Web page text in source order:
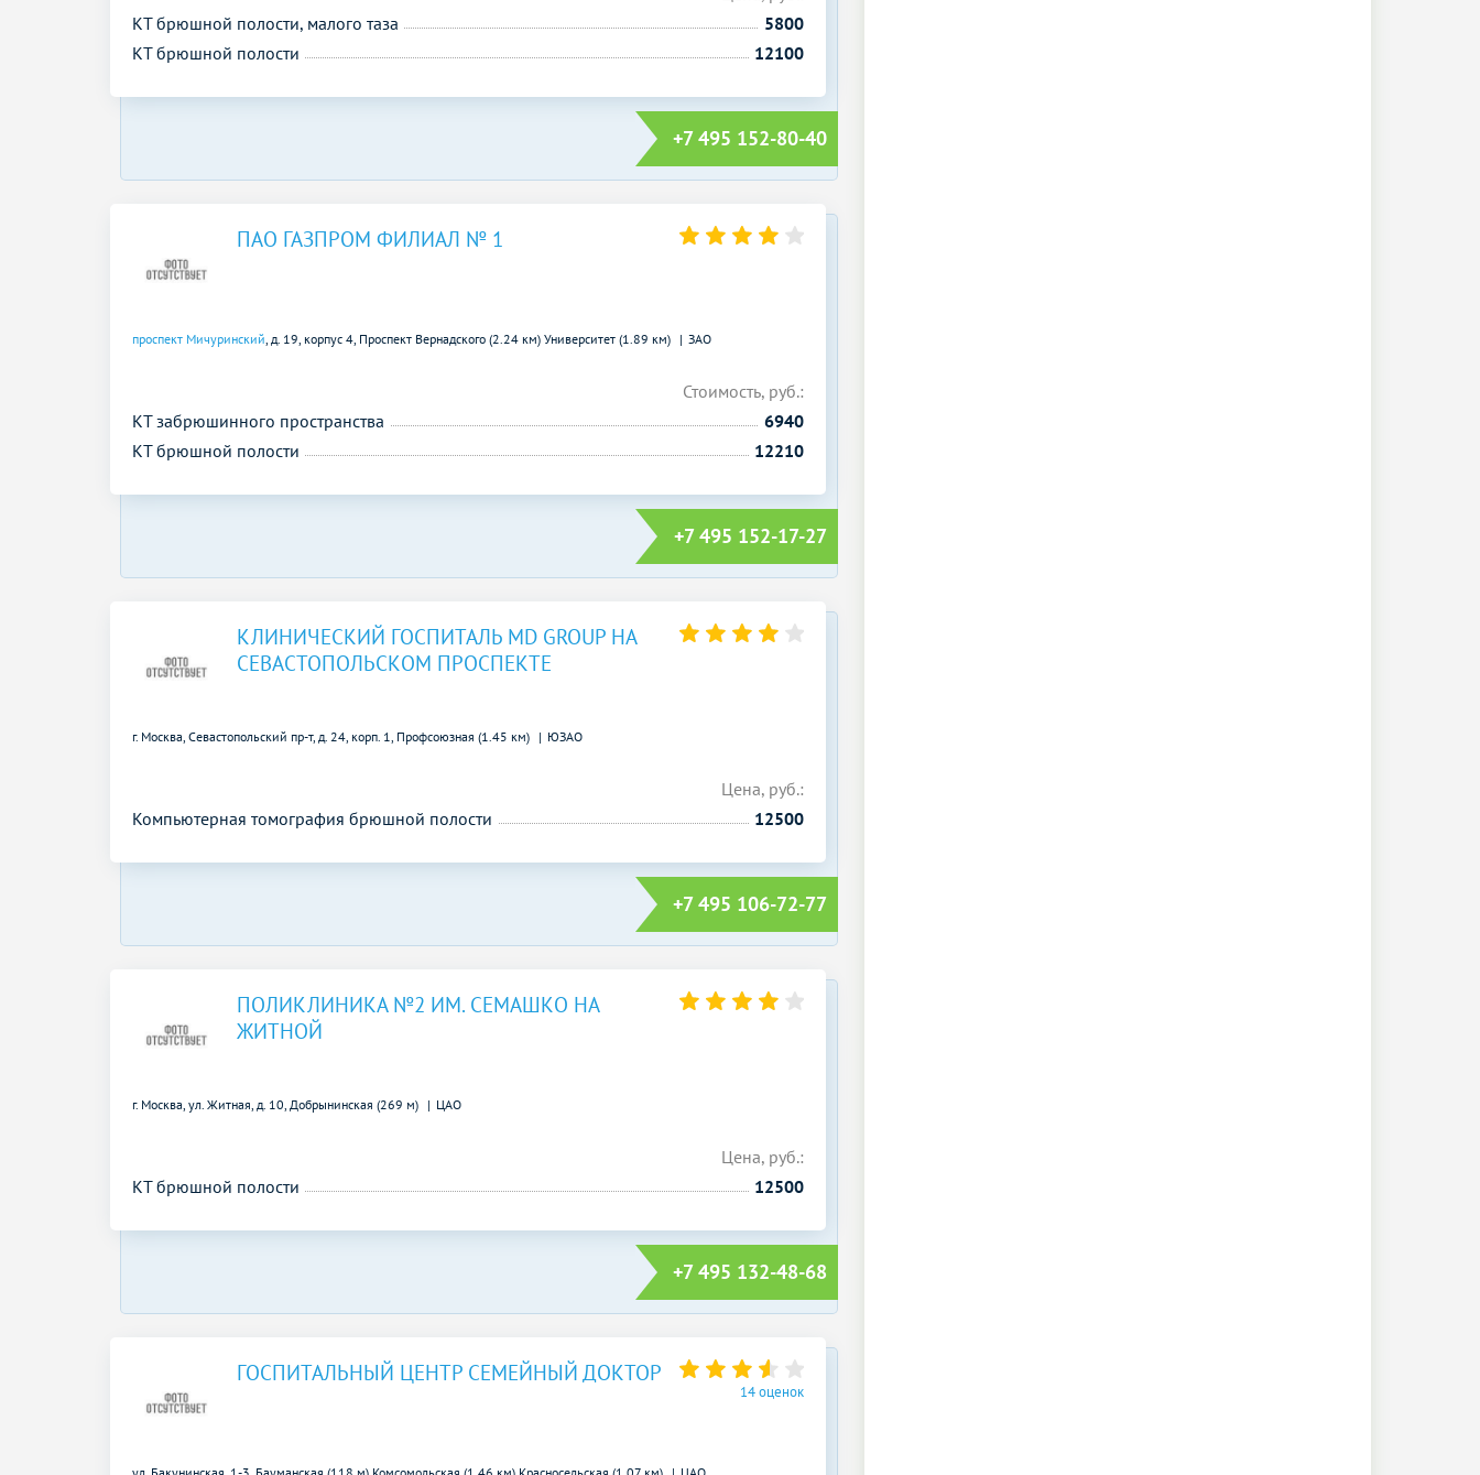
КТ брюшной полости, малого таза
5800
КТ брюшной полости
12100
+7 495 152-80-40
ПАО ГАЗПРОМ ФИЛИАЛ № 1
проспект Мичуринский , д. 19, корпус 4, Проспект Вернадского (2.24 км) Университет (1.89 км) ЗАО
Стоимость, руб.:
КТ забрюшинного пространства
6940
КТ брюшной полости
12210
+7 495 152-17-27
КЛИНИЧЕСКИЙ ГОСПИТАЛЬ MD GROUP НА
СЕВАСТОПОЛЬСКОМ ПРОСПЕКТЕ
г. Москва, Севастопольский пр-т, д. 24, корп. 1, Профсоюзная (1.45 км) ЮЗАО
Цена, руб.:
Компьютерная томография брюшной полости
12500
+7 495 106-72-77
ПОЛИКЛИНИКА №2 ИМ. СЕМАШКО НА
ЖИТНОЙ
г. Москва, ул. Житная, д. 10, Добрынинская (269 м) ЦАО
Цена, руб.:
КТ брюшной полости
12500
+7 495 132-48-68
ГОСПИТАЛЬНЫЙ ЦЕНТР СЕМЕЙНЫЙ ДОКТОР
14 оценок